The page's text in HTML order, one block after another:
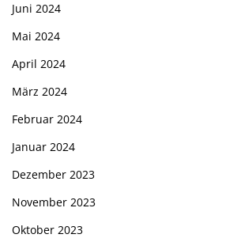
Juni 2024
Mai 2024
April 2024
März 2024
Februar 2024
Januar 2024
Dezember 2023
November 2023
Oktober 2023